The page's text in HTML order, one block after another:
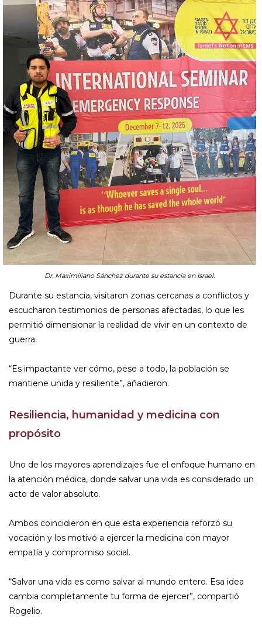
Dr. Maximiliano Sánchez durante su estancia en Israel.
Durante su estancia, visitaron zonas cercanas a conflictos y
escucharon testimonios de personas afectadas, lo que les
permitió dimensionar la realidad de vivir en un contexto de
guerra.
“Es impactante ver cómo, pese a todo, la población se
mantiene unida y resiliente”, añadieron.
Resiliencia, humanidad y medicina con
propósito
Uno de los mayores aprendizajes fue el enfoque humano en
la atención médica, donde salvar una vida es considerado un
acto de valor absoluto.
Ambos coincidieron en que esta experiencia reforzó su
vocación y los motivó a ejercer la medicina con mayor
empatía y compromiso social.
“Salvar una vida es como salvar al mundo entero. Esa idea
cambia completamente tu forma de ejercer”, compartió
Rogelio.